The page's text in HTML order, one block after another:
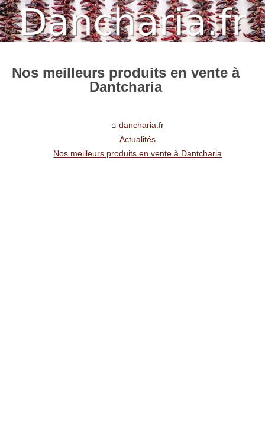
Nos meilleurs produits en vente à
Dantcharia
dancharia.fr
Actualités
Nos meilleurs produits en vente à Dantcharia